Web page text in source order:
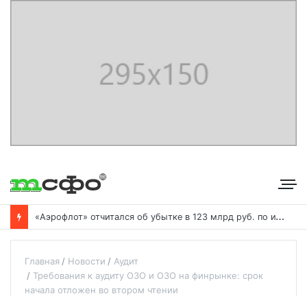
«
Аэрофлот» отчитался об убытке в 123 млрд руб. по итогам года пандемии
Главная Новости
Аудит
Требования к аудиту ОЗО и ОЗО на финрынке: срок
начала отложен во втором чтении